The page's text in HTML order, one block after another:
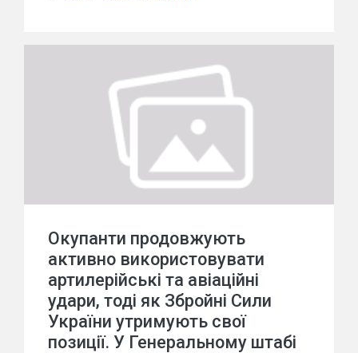
Окупанти продовжують
активно використовувати
артилерійські та авіаційні
удари, тоді як Збройні Сили
України утримують свої
позиції. У Генеральному штабі